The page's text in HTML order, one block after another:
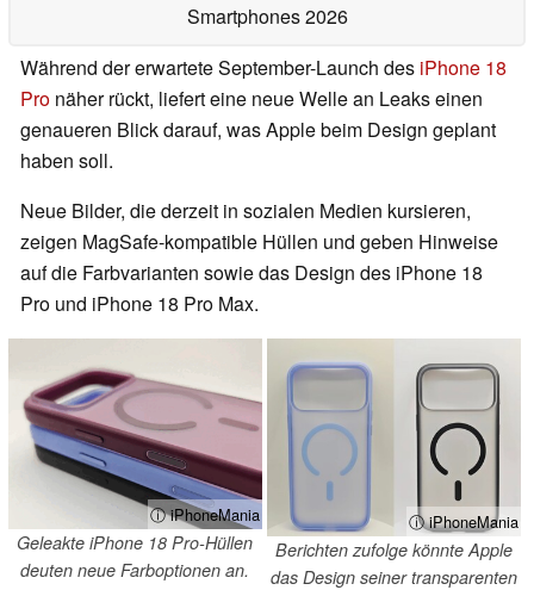
Smartphones 2026
Während der erwartete September-Launch des iPhone 18
Pro näher rückt, liefert eine neue Welle an Leaks einen
genaueren Blick darauf, was Apple beim Design geplant
haben soll.
Neue Bilder, die derzeit in sozialen Medien kursieren,
zeigen MagSafe-kompatible Hüllen und geben Hinweise
auf die Farbvarianten sowie das Design des iPhone 18
Pro und iPhone 18 Pro Max.
ⓘ iPhoneMania
Geleakte iPhone 18 Pro-Hüllen
deuten neue Farboptionen an.
ⓘ iPhoneMania
Berichten zufolge könnte Apple
das Design seiner transparenten